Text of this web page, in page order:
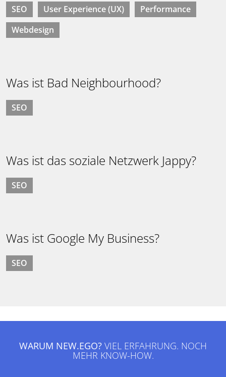
SEO User Experience (UX)
Performance
Webdesign
Was ist Bad Neighbourhood?
SEO
Was ist das soziale Netzwerk Jappy?
SEO
Was ist Google My Business?
SEO
WARUM NEW.EGO? VIEL ERFAHRUNG. NOCH
MEHR KNOW-HOW.